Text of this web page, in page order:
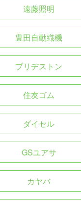
遠藤照明
豊田自動織機
ブリヂストン
住友ゴム
ダイセル
GSユアサ
カヤバ